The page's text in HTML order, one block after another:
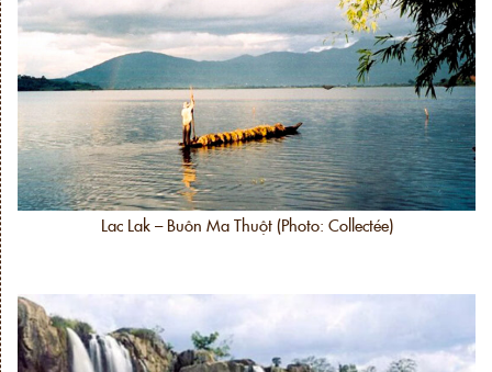
Lac Lak – Buôn Ma Thuột (Photo: Collectée)